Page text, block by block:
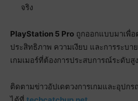
จริง
PlayStation 5 Pro ถูกออกแบบมาเพื่
ประสิทธิภาพ ความเงียบ และการระบา
เกมเมอร์ที่ต้องการประสบการณ์ระดับ
ติดตามข่าวอัปเดตวงการเกมและอุปกร